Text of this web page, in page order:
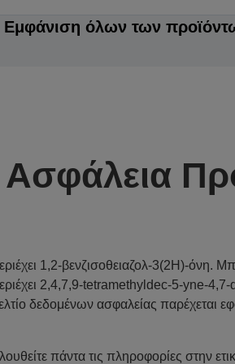
Εμφάνιση όλων των
Ασφάλεια
1,2-βενζισοθειαζολ-3(2H)-όνη.
2,4,7,9-tetramethyldec-5-yne-
δεδομένων ασφαλείας παρέχεται
πάντα τις πληροφορίες στην